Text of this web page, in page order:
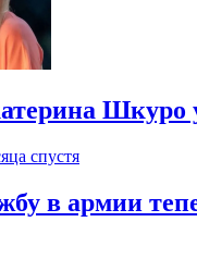
Шкуро
спустя
в армии